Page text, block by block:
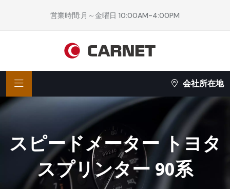
営業時間:月～金曜日 10:00AM-4:00PM
会社所在地
スピードメーター トヨタ
スプリンター 90系